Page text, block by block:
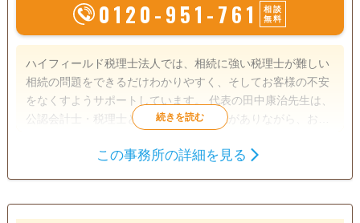
0120-951-761
相談
無料
ハイフィールド税理士法人では、相続に強い税理士が難しい
相続の問題をできるだけわかりやすく、そしてお客様の不安
をなくすようサポートしています。 代表の田中康治先生は、
公認会計士・税理士としての豊富な知識がありながら、お客
かりやすく伝えることが得意な方です。田中先生の同僚の方
生前贈与
この事務所の詳細を見る